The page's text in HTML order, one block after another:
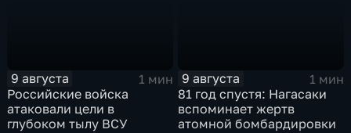
9 августа
1 мин
Российские войска
атаковали цели в
глубоком тылу ВСУ
9 августа
1 мин
81 год спустя: Нагасаки
вспоминает жертв
атомной бомбардировки